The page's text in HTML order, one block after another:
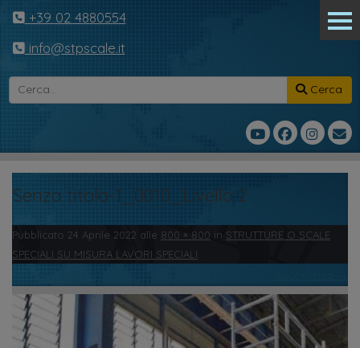
+39 02 4880554
info@stpscale.it
Cerca
Senza titolo-1_0010_Livello 2
Pubblicato 24 Aprile 2022 alle 800 × 800 in STRUTTURE O SCALE
SPECIALI SU MISURA LAVORI SPECIALI